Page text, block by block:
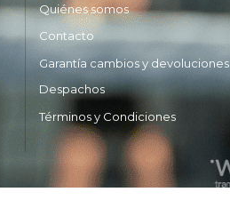
Quiénes somos
Contacto
Garantía cambios y devoluciones
Despachos
Términos y Condiciones